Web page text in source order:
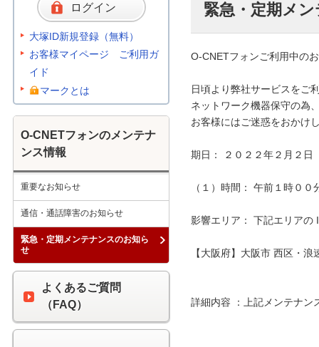
緊急・定期メ
O-CNETフォンご利用中の
日頃より弊社サービスをご
ネットワーク機器保守の為
お客様にはご迷惑をおかけ
期日： ２０２２年２月２日
（１）時間： 午前１時０
影響エリア： 下記エリアの
【大阪府】大阪市 西区・浪
詳細内容 ：上記メンテナン
ログイン
大塚ID新規登録（無料）
お客様マイページ ご利用ガ
イド
マークとは
O-CNETフォンのメンテナ
ンス情報
重要なお知らせ
通信・通話障害のお知らせ
緊急・定期メンテナンスのお知ら
せ
よくあるご質問
（FAQ）